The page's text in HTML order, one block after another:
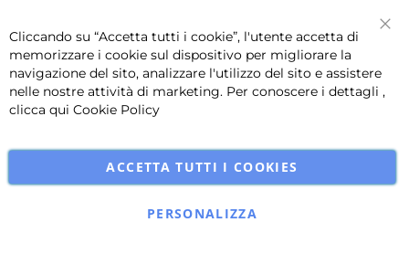
Cliccando su “Accetta tutti i cookie”, l'utente accetta di
memorizzare i cookie sul dispositivo per migliorare la
navigazione del sito, analizzare l'utilizzo del sito e assistere
nelle nostre attività di marketing. Per conoscere i dettagli ,
clicca qui Cookie Policy
ACCETTA TUTTI I COOKIES
PERSONALIZZA